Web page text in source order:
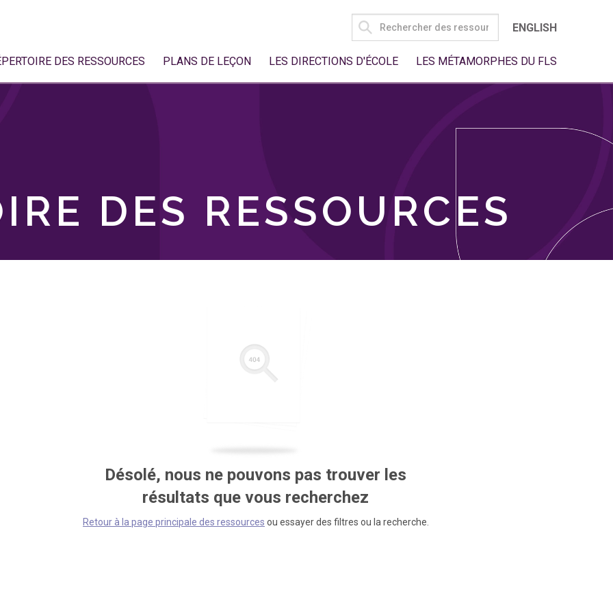
SEARCH
FOR:
ENGLISH
DES RESSOURCES PLANS DE LEÇON LES DIRECTIONS D'ÉCOLE LES MÉTAMORPHES DU FLS
DES RESSOURCES
Désolé, nous ne pouvons pas trouver les
résultats que vous recherchez
Retour à la page principale des ressources ou essayer des filtres ou la recherche.